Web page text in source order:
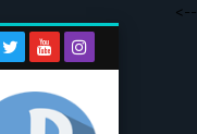
-->